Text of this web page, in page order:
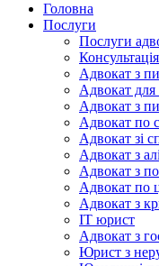
Головна
Послуги
Послуги
Адвокат з
Адвокат
Адвокат з
Адвокат по
Адвокат зі
Адвокат з
Адвокат з
Адвокат по
Адвокат з
IT юрист
Адвокат з
Юрист з